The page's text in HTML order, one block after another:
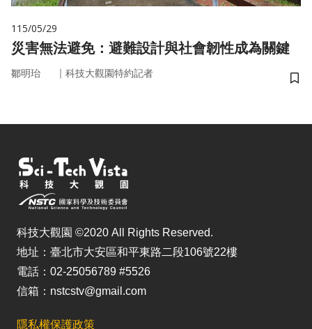
115/05/29
災害無法避免：避難設計與社會韌性成為關鍵
鄒明珆 ｜ 科技大觀園特約記者
儲
科技大觀園 ©2020 All Rights Reserved.
地址：臺北市大安區和平東路二段106號22樓
電話：02-25056789 #5526
信箱：nstcstv@gmail.com
隱私權保護政策